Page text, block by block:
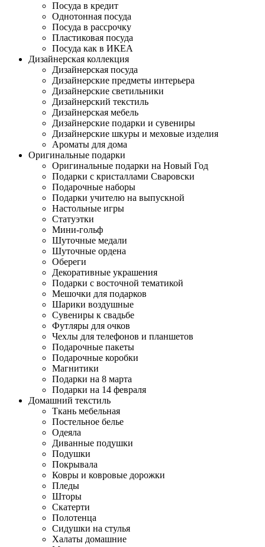
Посуда в кредит
Однотонная посуда
Посуда в рассрочку
Пластиковая посуда
Посуда как в ИКЕА
Дизайнерская коллекция
Дизайнерская посуда
Дизайнерские предметы интерьера
Дизайнерские светильники
Дизайнерский текстиль
Дизайнерская мебель
Дизайнерские подарки и сувениры
Дизайнерские шкуры и меховые изделия
Ароматы для дома
Оригинальные подарки
Оригинальные подарки на Новый Год
Подарки с кристаллами Сваровски
Подарочные наборы
Подарки учителю на выпускной
Настольные игры
Статуэтки
Мини-гольф
Шуточные медали
Шуточные ордена
Обереги
Декоративные украшения
Подарки с восточной тематикой
Мешочки для подарков
Шарики воздушные
Сувениры к свадьбе
Футляры для очков
Чехлы для телефонов и планшетов
Подарочные пакеты
Подарочные коробки
Магнитики
Подарки на 8 марта
Подарки на 14 февраля
Домашний текстиль
Ткань мебельная
Постельное белье
Одеяла
Диванные подушки
Подушки
Покрывала
Ковры и ковровые дорожки
Пледы
Шторы
Скатерти
Полотенца
Сидушки на стулья
Халаты домашние